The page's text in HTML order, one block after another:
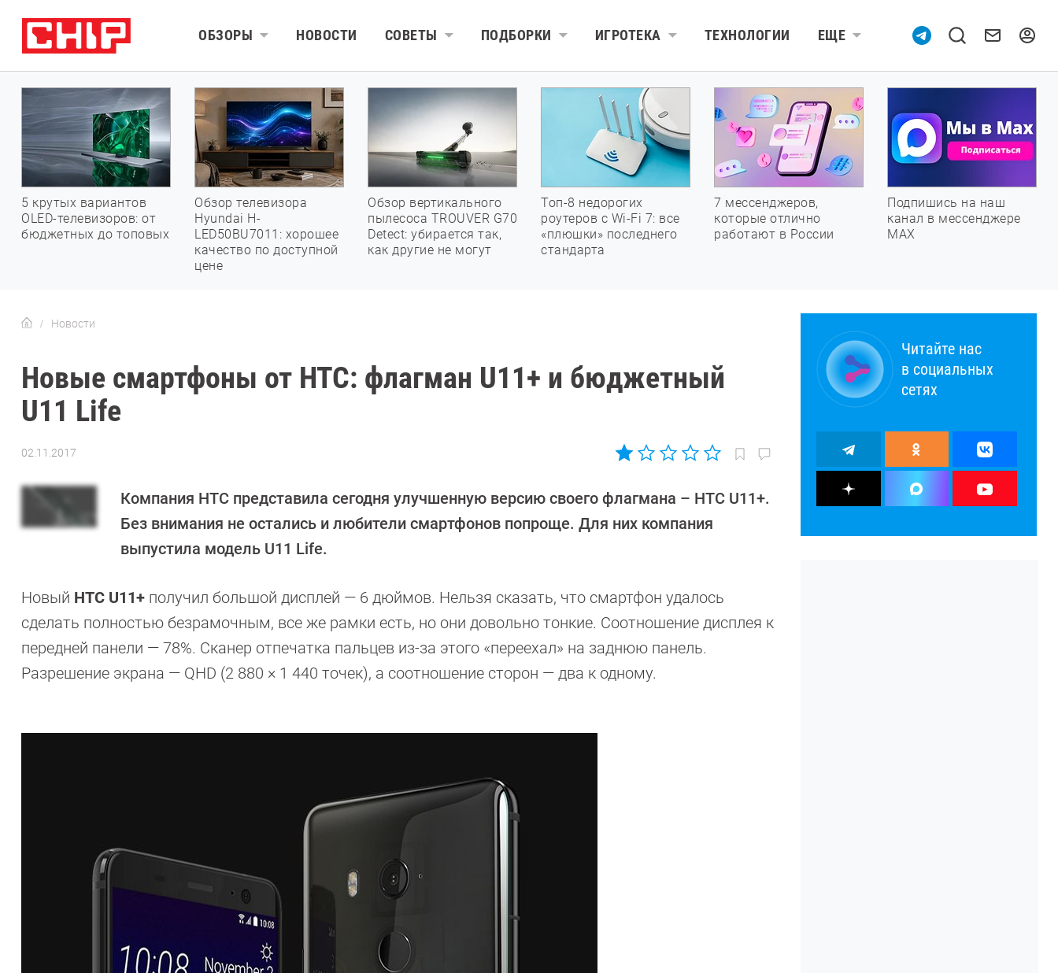
ОБЗОРЫ НОВОСТИ СОВЕТЫ ПОДБОРКИ ИГРОТЕКА ТЕХНОЛОГИИ ЕЩЕ
5 крутых вариантов
OLED-телевизоров: от
бюджетных до топовых
Обзор телевизора
Hyundai H-
LED50BU7011: хорошее
качество по доступной
цене
Обзор вертикального
пылесоса TROUVER G70
Detect: убирается так,
как другие не могут
Топ-8 недорогих
роутеров с Wi-Fi 7: все
«плюшки» последнего
стандарта
7 мессенджеров,
которые отлично
работают в России
Подпишись на наш
канал в мессенджере
МАХ
Новости
Новые смартфоны от HTC: флагман U11+ и бюджетный
U11 Life
02.11.2017
Савенко
Компания HTC представила сегодня улучшенную версию своего флагмана – HTC U11+.
Без внимания не остались и любители смартфонов попроще. Для них компания
выпустила модель U11 Life.
Новый HTC U11+ получил большой дисплей — 6 дюймов. Нельзя сказать, что смартфон удалось
сделать полностью безрамочным, все же рамки есть, но они довольно тонкие. Соотношение дисплея к
передней панели — 78%. Сканер отпечатка пальцев из-за этого «переехал» на заднюю панель.
Разрешение экрана — QHD (2 880 × 1 440 точек), а соотношение сторон — два к одному.
Читайте нас
в социальных
сетях